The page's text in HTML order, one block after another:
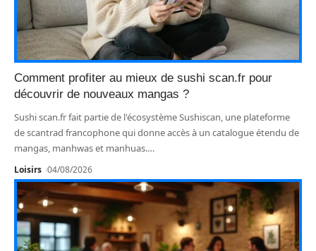
Comment profiter au mieux de sushi scan.fr pour
découvrir de nouveaux mangas ?
Sushi scan.fr fait partie de l'écosystème Sushiscan, une plateforme
de scantrad francophone qui donne accès à un catalogue étendu de
mangas, manhwas et manhuas.…
Loisirs 04/08/2026